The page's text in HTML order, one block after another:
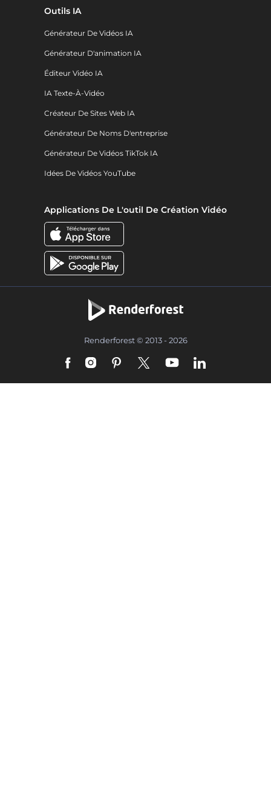
Outils IA
Générateur De Vidéos IA
Générateur D'animation IA
Éditeur Vidéo IA
IA Texte-À-Vidéo
Créateur De Sites Web IA
Générateur De Noms D'entreprise
Générateur De Vidéos TikTok IA
Idées De Vidéos YouTube
Applications De L'outil De Création Vidéo
Renderforest © 2013 - 2026